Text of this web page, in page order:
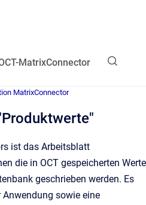
MatrixConnector
MatrixConnector
ist das Arbeitsblatt
die in OCT gespeicherten Werte
geschrieben werden. Es
sowie eine